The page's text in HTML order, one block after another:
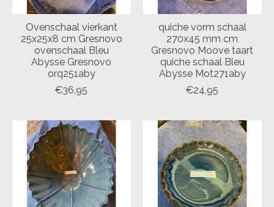
Ovenschaal vierkant
25x25x8 cm Gresnovo
ovenschaal Bleu
Abysse Gresnovo
orq251aby
€36,95
quiche vorm schaal
270x45 mm cm
Gresnovo Moove taart
quiche schaal Bleu
Abysse Mot271aby
€24,95